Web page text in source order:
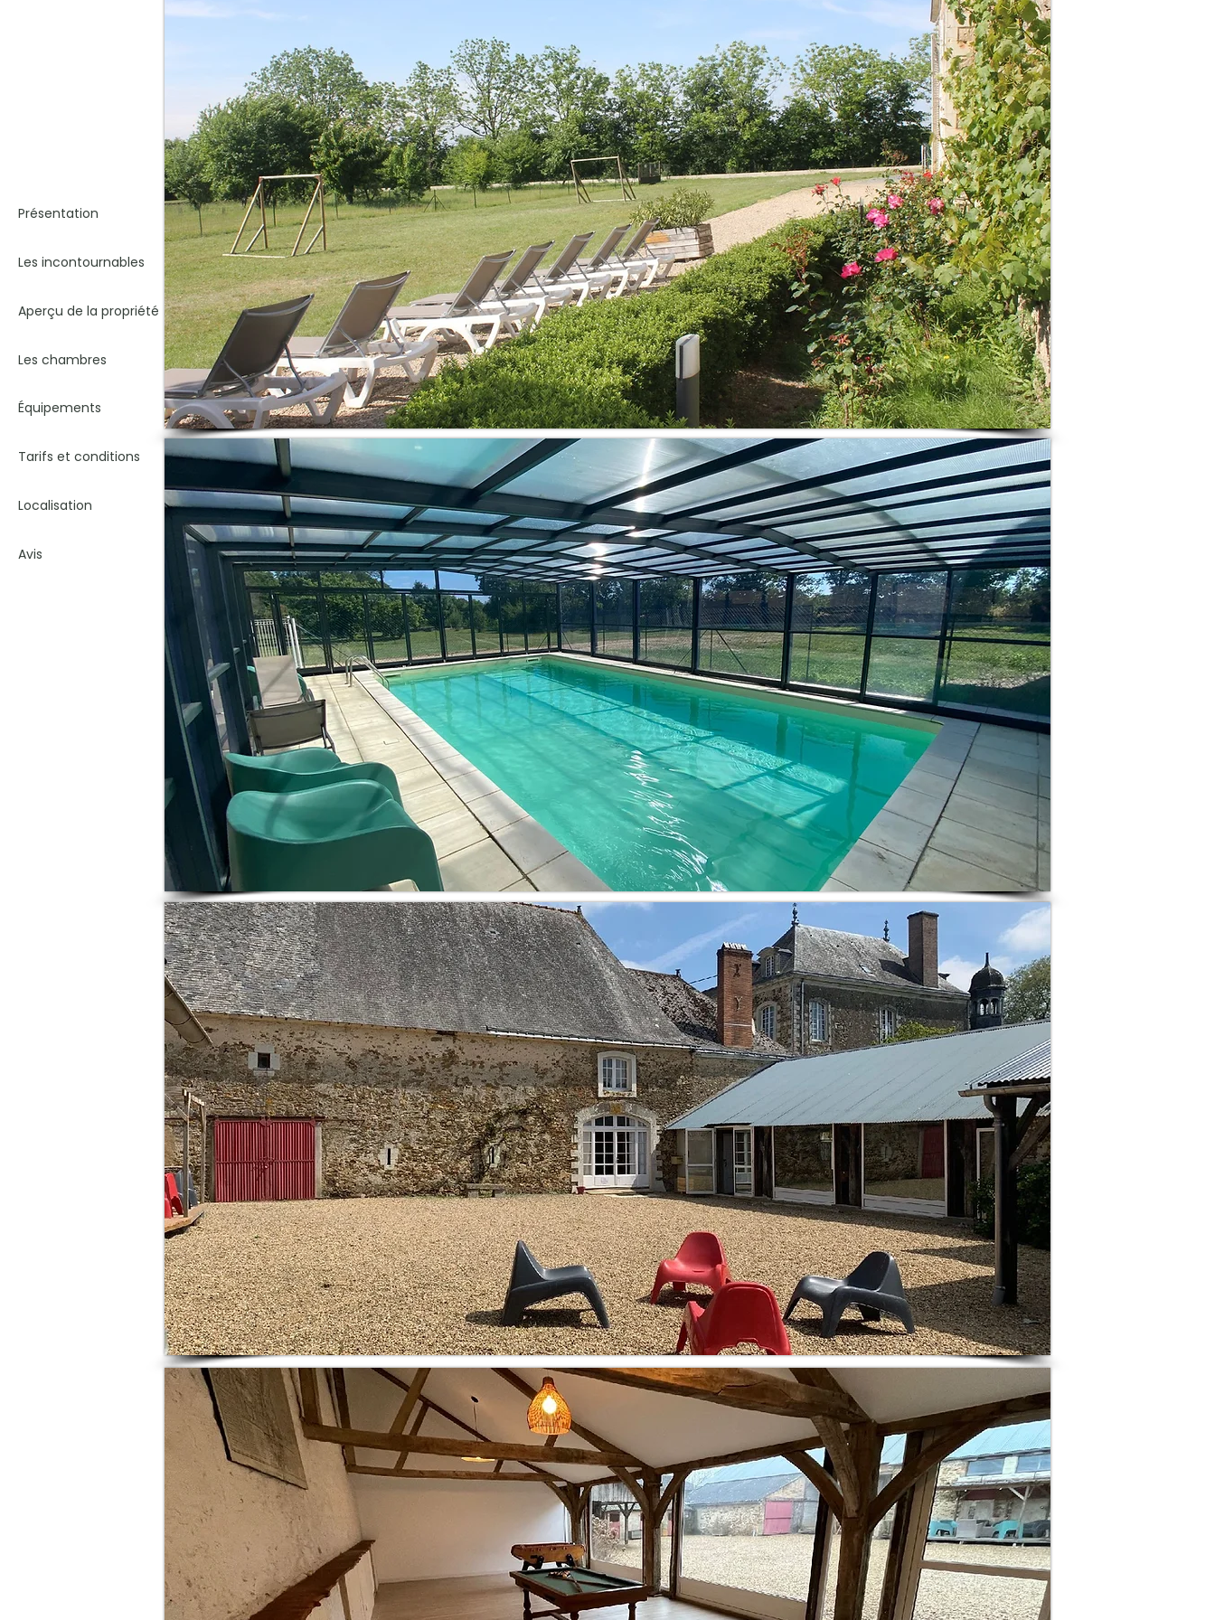
Présentation
Les incontournables
Aperçu de la propriété
Les chambres
Équipements
Tarifs et conditions
Localisation
Avis